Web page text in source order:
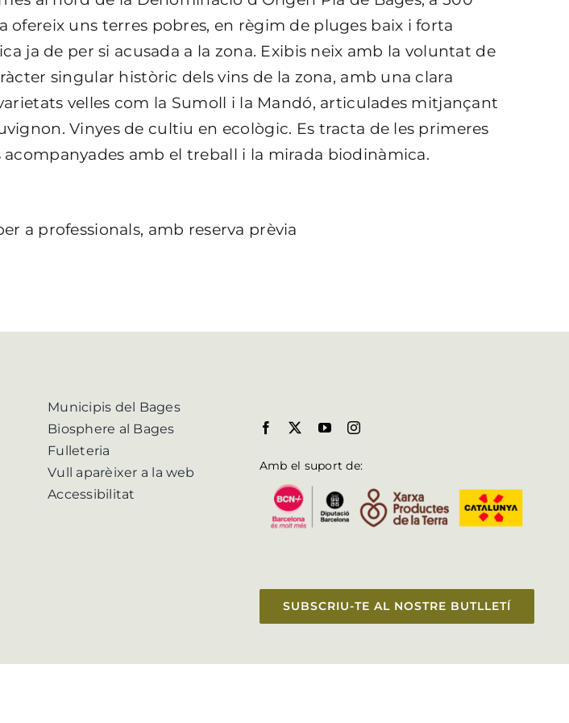
ofereix uns terres pobres, en règim de pluges baix i forta
ja de per si acusada a la zona. Exibis neix amb la voluntat de
singular històric dels vins de la zona, amb una clara
velles com la Sumoll i la Mandó, articulades mitjançant
Vinyes de cultiu en ecològic. Es tracta de les primeres
acompanyades amb el treball i la mirada biodinàmica.
a professionals, amb reserva prèvia
Municipis del Bages
Biosphere al Bages
Fulleteria
Vull aparèixer a la web
Accessibilitat
Amb el suport de:
SUBSCRIU-TE AL NOSTRE BUTLLETÍ